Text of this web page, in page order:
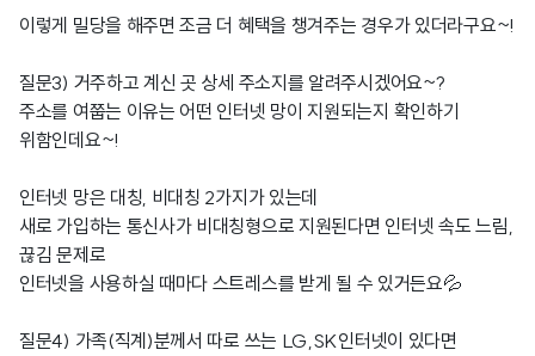
이렇게 밀당을 해주면 조금 더 혜택을 챙겨주는 경우가 있더라구요~!
질문3) 거주하고 계신 곳 상세 주소지를 알려주시겠어요~?
주소를 여쭙는 이유는 어떤 인터넷 망이 지원되는지 확인하기
위함인데요~!
인터넷 망은 대칭, 비대칭 2가지가 있는데
새로 가입하는 통신사가 비대칭형으로 지원된다면 인터넷 속도 느림,
끊김 문제로
인터넷을 사용하실 때마다 스트레스를 받게 될 수 있거든요💦
질문4) 가족(직계)분께서 따로 쓰는 LG,SK인터넷이 있다면